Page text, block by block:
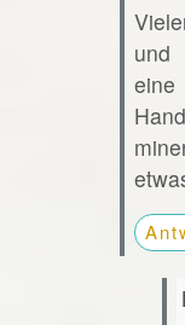
und